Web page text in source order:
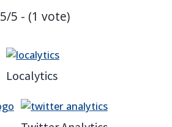
5/5 - (1 vote)
Localytics